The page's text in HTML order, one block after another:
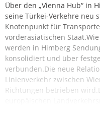
Über den „Vienna Hub“ in
seine Türkei-Verkehre neu
Knotenpunkt für
vorderasiatischen
werden in Himberg
konsolidiert und über
verbunden.Die neue
Linienverkehr zwischen
Richtungen betrieben